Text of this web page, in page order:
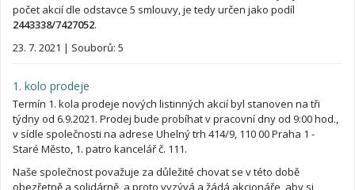
počet akcií dle odstavce 5 smlouvy, je tedy určen jako podíl
2443338/7427052.
23. 7. 2021 | Souborů: 5
1. kolo prodeje
Termín 1. kola prodeje nových listinných akcií byl stanoven na tři
týdny od 6.9.2021. Prodej bude probíhat v pracovní dny od 9:00 hod.,
v sídle společnosti na adrese Uhelný trh 414/9, 110 00 Praha 1 -
Staré Město, 1. patro kancelář č. 111.
Naše společnost považuje za důležité chovat se v této době
obezřetně a solidárně, a proto vyzývá a žádá akcionáře, aby si